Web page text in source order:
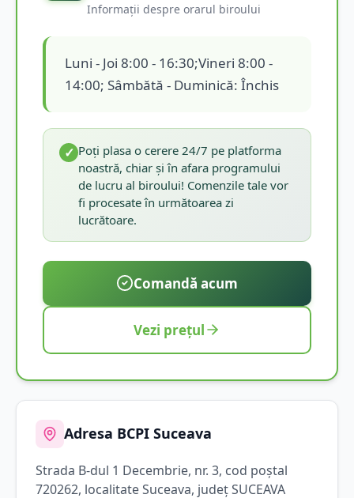
Informații despre orarul biroului
Luni - Joi 8:00 - 16:30;Vineri 8:00 -
14:00; Sâmbătă - Duminică: Închis
✓ Poți plasa o cerere 24/7 pe platforma
noastră, chiar și în afara programului
de lucru al biroului! Comenzile tale vor
fi procesate în următoarea zi
lucrătoare.
Comandă acum
Vezi prețul
Adresa BCPI Suceava
Strada B-dul 1 Decembrie, nr. 3, cod poștal
720262, localitateSuceava, județSUCEAVA